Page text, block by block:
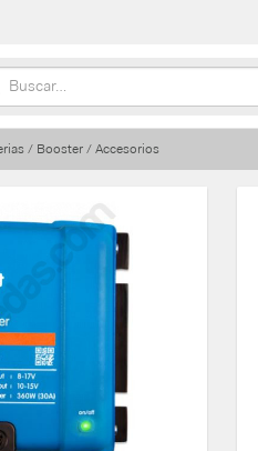
/ Booster / Accesorios